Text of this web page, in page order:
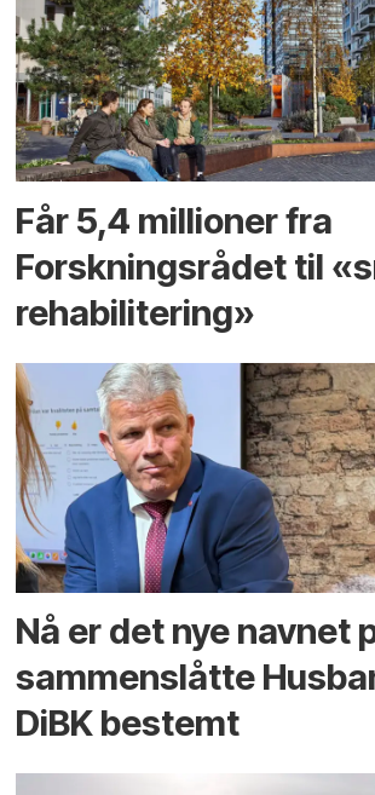
Får 5,4 millioner fra
Forskningsrådet til
rehabilitering»
Nå er det nye navnet
sammenslåtte
DiBK bestemt